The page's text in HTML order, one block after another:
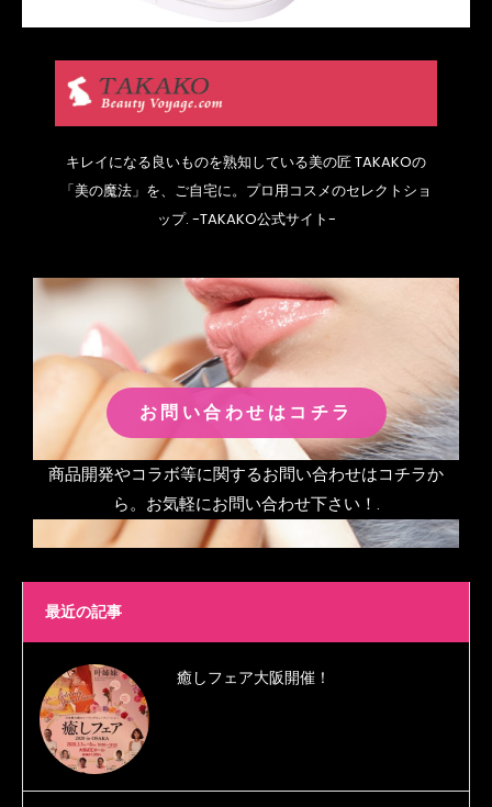
キレイになる良いものを熟知している美の匠 TAKAKOの
「美の魔法」を、ご自宅に。プロ用コスメのセレクトショ
ップ. -TAKAKO公式サイト-
お問い合わせはコチラ
商品開発やコラボ等に関するお問い合わせはコチラか
ら。お気軽にお問い合わせ下さい！.
最近の記事
癒しフェア大阪開催！